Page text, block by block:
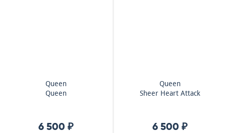
Queen
Queen
6 500 ₽
Queen
Sheer Heart Attack
6 500 ₽